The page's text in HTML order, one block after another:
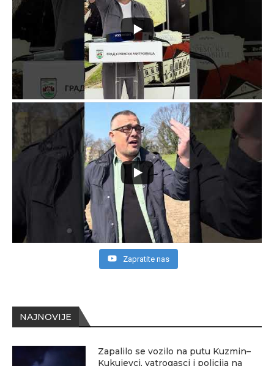
NAJNOVIJE
Zapalilo se vozilo na putu Kuzmin–
Kukujevci, vatrogasci i policija na
Zapratite nas